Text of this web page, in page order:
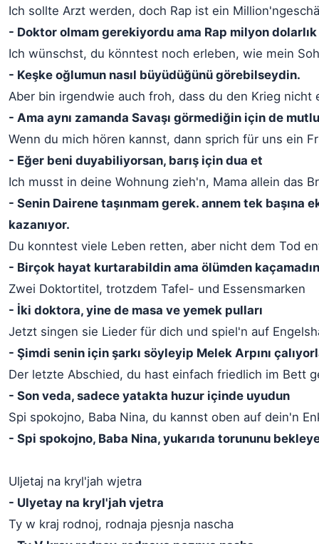
Ich sollte Arzt werden, doch Rap ist ein
- Doktor olmam gerekiyordu ama Rap milyon
Ich wünschst, du könntest noch erleben, wie mein
- Keşke oğlumun nasıl büyüdüğünü görebilseydin.
Aber bin irgendwie auch froh, dass du den Krieg nicht
- Ama aynı zamanda Savaşı görmediğin için de
Wenn du mich hören kannst, dann sprich für uns ein
- Eğer beni duyabiliyorsan, barış için dua et
Ich musst in deine Wohnung zieh'n, Mama allein das
- Senin Dairene taşınmam gerek. annem tek başına
kazanıyor.
Du konntest viele Leben retten, aber nicht dem Tod
- Birçok hayat kurtarabildin ama ölümden kaçamadın
Zwei Doktortitel, trotzdem Tafel- und Essensmarken
- İki doktora, yine de masa ve yemek pulları
Jetzt singen sie Lieder für dich und spiel'n auf
- Şimdi senin için şarkı söyleyip Melek Arpını
Der letzte Abschied, du hast einfach friedlich im Bett
- Son veda, sadece yatakta huzur içinde uyudun
Spi spokojno, Baba Nina, du kannst oben auf dein'n
- Spi spokojno, Baba Nina, yukarıda torununu
Uljetaj na kryl'jah wjetra
- Ulyetay na kryl'jah vjetra
Ty w kraj rodnoj, rodnaja pjesnja nascha